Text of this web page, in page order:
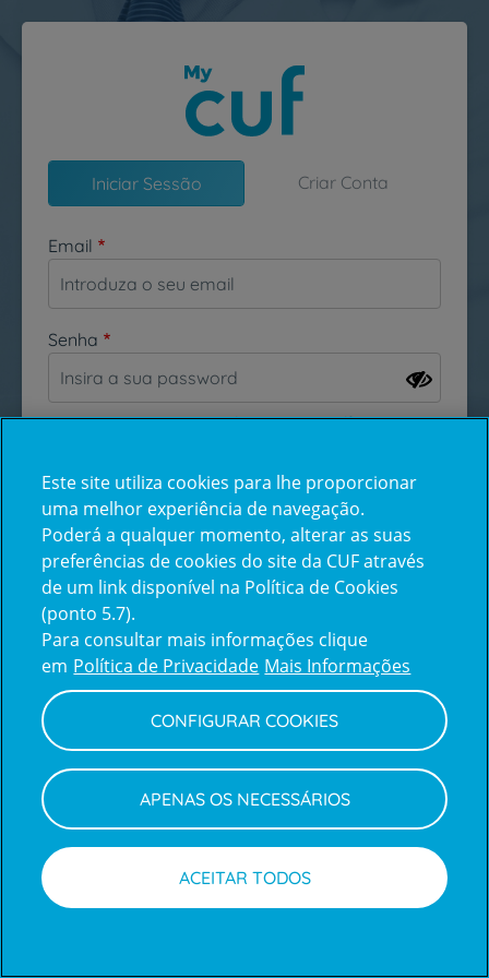
Passar para o conteúdo principal
Iniciar Sessão Criar Conta
Email
Senha
Esqueceu-se da sua password?
Inicie sessão com a Apple
Centro de Apoio ao Cliente | Política de Privacidade e Cookies
Este site utiliza cookies para lhe proporcionar
uma melhor experiência de navegação.
Poderá a qualquer momento, alterar as suas
preferências de cookies do site da CUF através
de um link disponível na Política de Cookies
(ponto 5.7).
Para consultar mais informações clique
em Política de Privacidade Mais Informações
CONFIGURAR COOKIES
APENAS OS NECESSÁRIOS
ACEITAR TODOS